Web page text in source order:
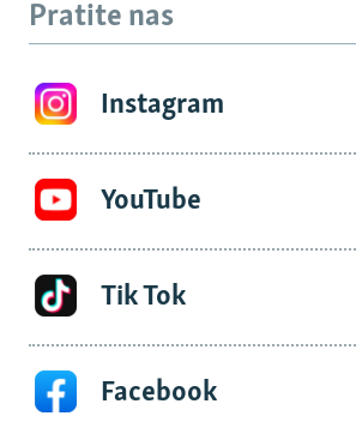
Pratite nas
Instagram
YouTube
Tik Tok
Facebook